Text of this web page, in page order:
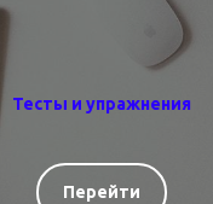
Тесты и упражнения
Перейти